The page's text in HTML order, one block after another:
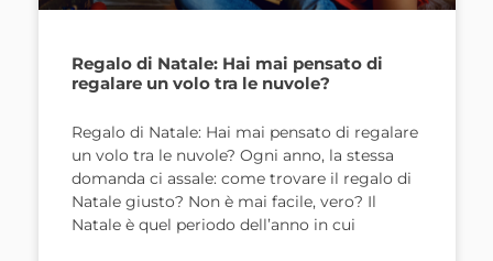
Regalo di Natale: Hai mai pensato di
regalare un volo tra le nuvole?
Regalo di Natale: Hai mai pensato di regalare
un volo tra le nuvole? Ogni anno, la stessa
domanda ci assale: come trovare il regalo di
Natale giusto? Non è mai facile, vero? Il
Natale è quel periodo dell’anno in cui